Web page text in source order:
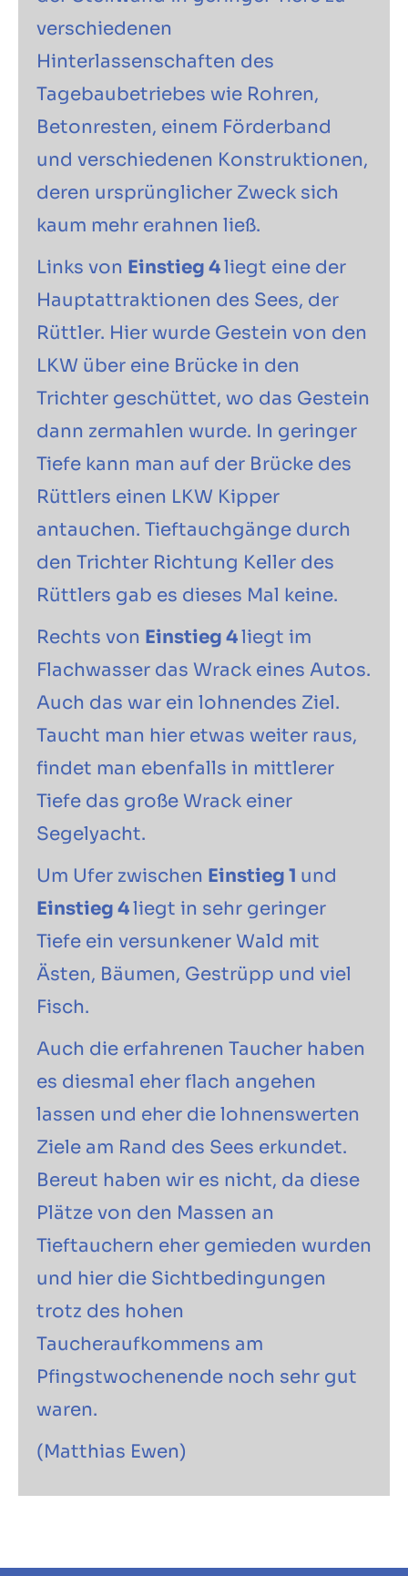
verschiedenen
Hinterlassenschaften des
Tagebaubetriebes wie Rohren,
Betonresten, einem Förderband
und verschiedenen Konstruktionen,
deren ursprünglicher Zweck sich
kaum mehr erahnen ließ.
Links von Einstieg 4liegt eine der
Hauptattraktionen des Sees, der
Rüttler. Hier wurde Gestein von den
LKW über eine Brücke in den
Trichter geschüttet, wo das Gestein
dann zermahlen wurde. In geringer
Tiefe kann man auf der Brücke des
Rüttlers einen LKW Kipper
antauchen. Tieftauchgänge durch
den Trichter Richtung Keller des
Rüttlers gab es dieses Mal keine.
Rechts von Einstieg 4liegt im
Flachwasser das Wrack eines Autos.
Auch das war ein lohnendes Ziel.
Taucht man hier etwas weiter raus,
findet man ebenfalls in mittlerer
Tiefe das große Wrack einer
Segelyacht.
Um Ufer zwischen Einstieg 1 und
Einstieg 4liegt in sehr geringer
Tiefe ein versunkener Wald mit
Ästen, Bäumen, Gestrüpp und viel
Fisch.
Auch die erfahrenen Taucher haben
es diesmal eher flach angehen
lassen und eher die lohnenswerten
Ziele am Rand des Sees erkundet.
Bereut haben wir es nicht, da diese
Plätze von den Massen an
Tieftauchern eher gemieden wurden
und hier die Sichtbedingungen
trotz des hohen
Taucheraufkommens am
Pfingstwochenende noch sehr gut
waren.
(Matthias Ewen)